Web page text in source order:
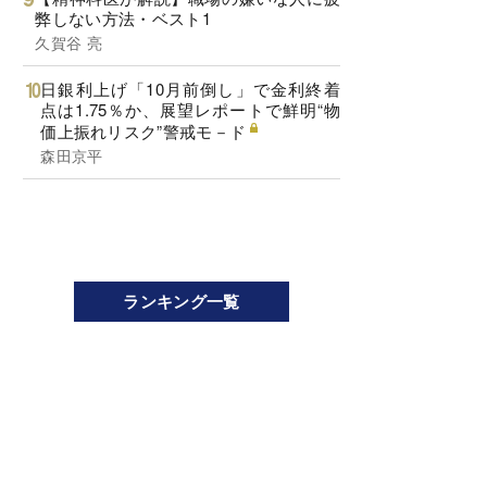
弊しない方法・ベスト1
久賀谷 亮
日銀利上げ「10月前倒し」で金利終着
点は1.75％か、展望レポートで鮮明“物
価上振れリスク”警戒モ－ド
森田京平
ランキング一覧